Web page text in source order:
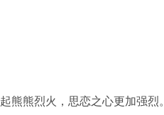
熊熊烈火，思恋之心更加强烈。